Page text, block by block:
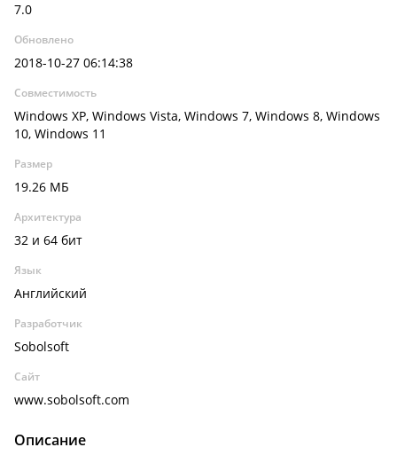
7.0
Обновлено
2018-10-27 06:14:38
Совместимость
Windows XP, Windows Vista, Windows 7, Windows 8, Windows
10, Windows 11
Размер
19.26 МБ
Архитектура
32 и 64 бит
Язык
Английский
Разработчик
Sobolsoft
Сайт
www.sobolsoft.com
Описание